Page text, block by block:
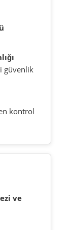
güvenlik
kontrol
ve